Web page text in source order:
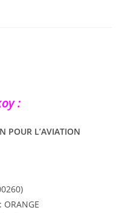
:
POUR L’AVIATION